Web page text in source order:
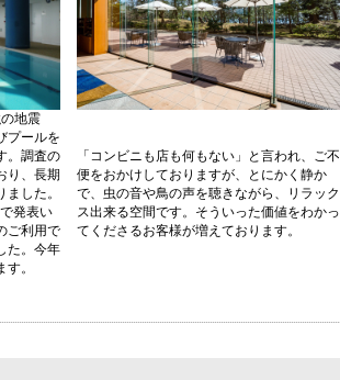
地震
プールを
。調査の
り、長期
した。
発表い
ご利用で
た。今年
。
「コンビニも店も何もない」と言われ、ご不
便をおかけしておりますが、とにかく静か
で、虫の音や鳥の声を聴きながら、リラック
ス出来る空間です。そういった価値をわかっ
てくださるお客様が増えております。